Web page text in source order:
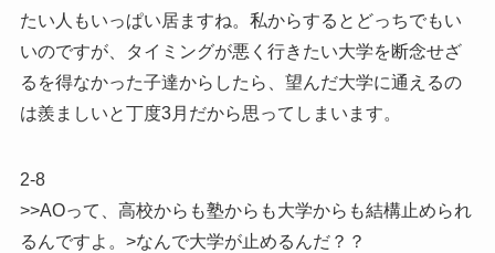
たい人もいっぱい居ますね。私からするとどっちでもい
いのですが、タイミングが悪く行きたい大学を断念せざ
るを得なかった子達からしたら、望んだ大学に通えるの
は羨ましいと丁度3月だから思ってしまいます。
2-8
>>AOって、高校からも塾からも大学からも結構止められ
るんですよ。>なんで大学が止めるんだ？？